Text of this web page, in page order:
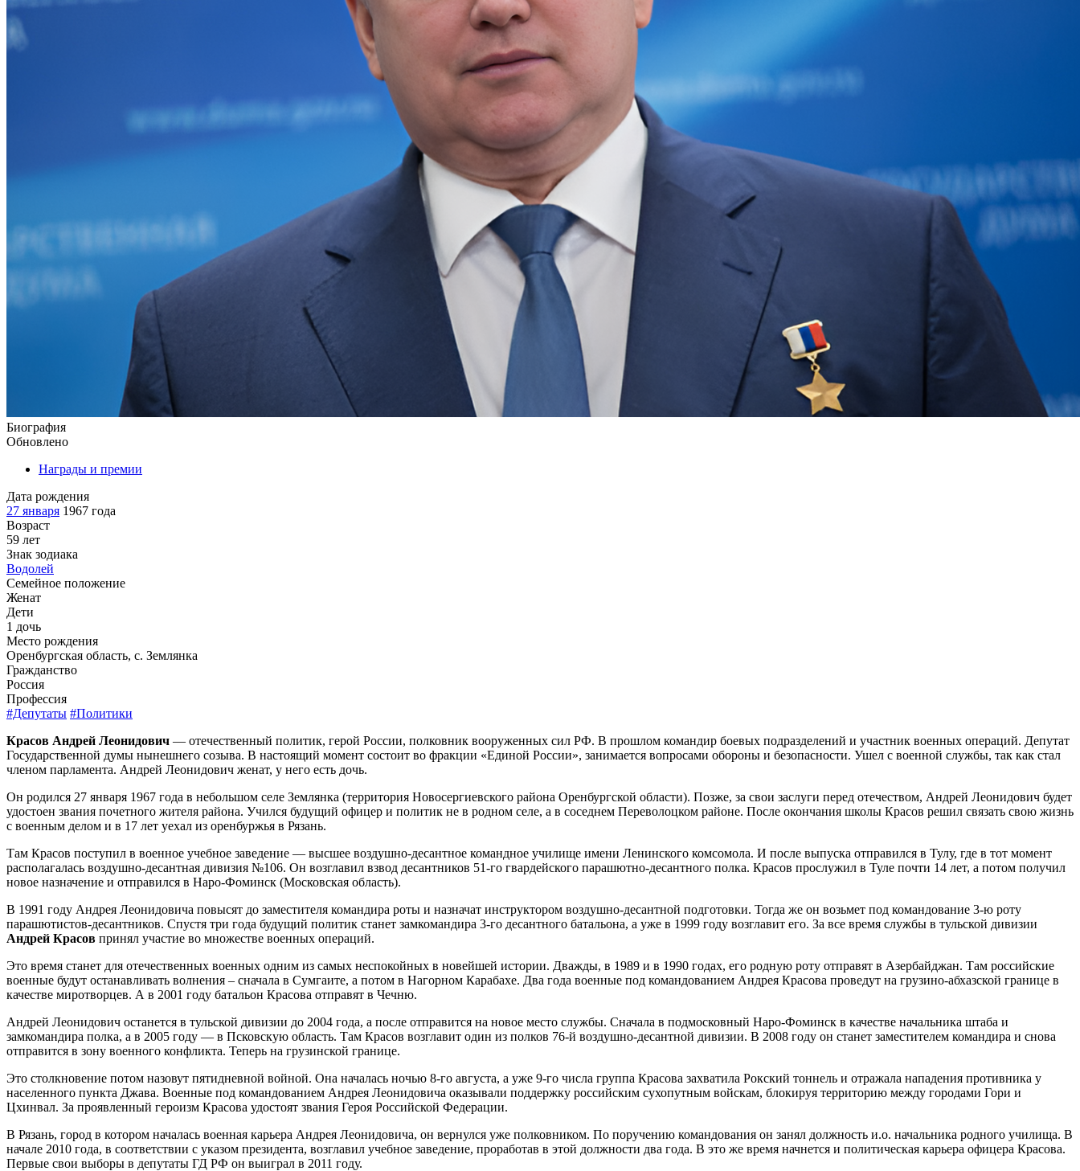
Биография
Обновлено
Награды и премии
Дата рождения
27 января 1967 года
Возраст
59 лет
Знак зодиака
Водолей
Семейное положение
Женат
Дети
1 дочь
Место рождения
Оренбургская область, с. Землянка
Гражданство
Россия
Профессия
#Депутаты #Политики
Красов Андрей Леонидович — отечественный политик, герой России, полковник вооруженных сил РФ. В прошлом командир боевых подразделений и участник военных операций. Депутат
Государственной думы нынешнего созыва. В настоящий момент состоит во фракции «Единой России», занимается вопросами обороны и безопасности. Ушел с военной службы, так как стал
членом парламента. Андрей Леонидович женат, у него есть дочь.
Он родился 27 января 1967 года в небольшом селе Землянка (территория Новосергиевского района Оренбургской области). Позже, за свои заслуги перед отечеством, Андрей Леонидович будет
удостоен звания почетного жителя района. Учился будущий офицер и политик не в родном селе, а в соседнем Переволоцком районе. После окончания школы Красов решил связать свою жизнь
с военным делом и в 17 лет уехал из оренбуржья в Рязань.
Там Красов поступил в военное учебное заведение — высшее воздушно-десантное командное училище имени Ленинского комсомола. И после выпуска отправился в Тулу, где в тот момент
располагалась воздушно-десантная дивизия №106. Он возглавил взвод десантников 51-го гвардейского парашютно-десантного полка. Красов прослужил в Туле почти 14 лет, а потом получил
новое назначение и отправился в Наро-Фоминск (Московская область).
В 1991 году Андрея Леонидовича повысят до заместителя командира роты и назначат инструктором воздушно-десантной подготовки. Тогда же он возьмет под командование 3-ю роту
парашютистов-десантников. Спустя три года будущий политик станет замкомандира 3-го десантного батальона, а уже в 1999 году возглавит его. За все время службы в тульской дивизии
Андрей Красов принял участие во множестве военных операций.
Это время станет для отечественных военных одним из самых неспокойных в новейшей истории. Дважды, в 1989 и в 1990 годах, его родную роту отправят в Азербайджан. Там российские
военные будут останавливать волнения – сначала в Сумгаите, а потом в Нагорном Карабахе. Два года военные под командованием Андрея Красова проведут на грузино-абхазской границе в
качестве миротворцев. А в 2001 году батальон Красова отправят в Чечню.
Андрей Леонидович останется в тульской дивизии до 2004 года, а после отправится на новое место службы. Сначала в подмосковный Наро-Фоминск в качестве начальника штаба и
замкомандира полка, а в 2005 году — в Псковскую область. Там Красов возглавит один из полков 76-й воздушно-десантной дивизии. В 2008 году он станет заместителем командира и снова
отправится в зону военного конфликта. Теперь на грузинской границе.
Это столкновение потом назовут пятидневной войной. Она началась ночью 8-го августа, а уже 9-го числа группа Красова захватила Рокский тоннель и отражала нападения противника у
населенного пункта Джава. Военные под командованием Андрея Леонидовича оказывали поддержку российским сухопутным войскам, блокируя территорию между городами Гори и
Цхинвал. За проявленный героизм Красова удостоят звания Героя Российской Федерации.
В Рязань, город в котором началась военная карьера Андрея Леонидовича, он вернулся уже полковником. По поручению командования он занял должность и.о. начальника родного училища. В
начале 2010 года, в соответствии с указом президента, возглавил учебное заведение, проработав в этой должности два года. В это же время начнется и политическая карьера офицера Красова.
Первые свои выборы в депутаты ГД РФ он выиграл в 2011 году.